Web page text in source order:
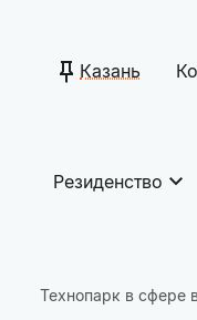
Казань
Резиденство
Технопарк в сфере